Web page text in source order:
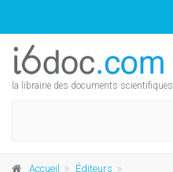
la librairie des documents scientifiques
Accueil Éditeurs